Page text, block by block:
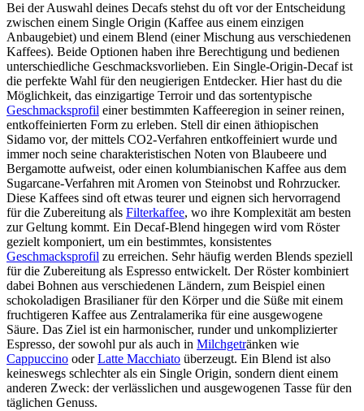
Bei der Auswahl deines Decafs stehst du oft vor der Entscheidung
zwischen einem Single Origin (Kaffee aus einem einzigen
Anbaugebiet) und einem Blend (einer Mischung aus verschiedenen
Kaffees). Beide Optionen haben ihre Berechtigung und bedienen
unterschiedliche Geschmacksvorlieben. Ein Single-Origin-Decaf ist
die perfekte Wahl für den neugierigen Entdecker. Hier hast du die
Möglichkeit, das einzigartige Terroir und das sortentypische
Geschmacksprofil einer bestimmten Kaffeeregion in seiner reinen,
entkoffeinierten Form zu erleben. Stell dir einen äthiopischen
Sidamo vor, der mittels CO2-Verfahren entkoffeiniert wurde und
immer noch seine charakteristischen Noten von Blaubeere und
Bergamotte aufweist, oder einen kolumbianischen Kaffee aus dem
Sugarcane-Verfahren mit Aromen von Steinobst und Rohrzucker.
Diese Kaffees sind oft etwas teurer und eignen sich hervorragend
für die Zubereitung als Filterkaffee, wo ihre Komplexität am besten
zur Geltung kommt. Ein Decaf-Blend hingegen wird vom Röster
gezielt komponiert, um ein bestimmtes, konsistentes
Geschmacksprofil zu erreichen. Sehr häufig werden Blends speziell
für die Zubereitung als Espresso entwickelt. Der Röster kombiniert
dabei Bohnen aus verschiedenen Ländern, zum Beispiel einen
schokoladigen Brasilianer für den Körper und die Süße mit einem
fruchtigeren Kaffee aus Zentralamerika für eine ausgewogene
Säure. Das Ziel ist ein harmonischer, runder und unkomplizierter
Espresso, der sowohl pur als auch in Milchgetränken wie
Cappuccino oderLatte Macchiato überzeugt. Ein Blend ist also
keineswegs schlechter als ein Single Origin, sondern dient einem
anderen Zweck: der verlässlichen und ausgewogenen Tasse für den
täglichen Genuss.